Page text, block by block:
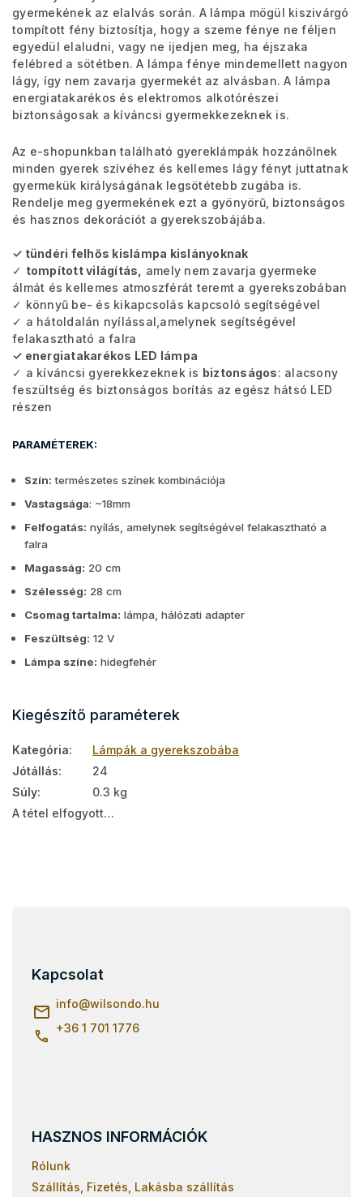
gyermekének az elalvás során. A lámpa mögül kiszivárgó
tompított fény biztosítja, hogy a szeme fénye ne féljen
egyedül elaludni, vagy ne ijedjen meg, ha éjszaka
felébred a sötétben. A lámpa fénye mindemellett nagyon
lágy, így nem zavarja gyermekét az alvásban. A lámpa
energiatakarékos és elektromos alkotórészei
biztonságosak a kíváncsi gyermekkezeknek is.
Az e-shopunkban található gyereklámpák hozzánőlnek
minden gyerek szívéhez és kellemes lágy fényt juttatnak
gyermekük királyságának legsötétebb zugába is.
Rendelje meg gyermekének ezt a gyönyörű, biztonságos
és hasznos dekorációt a gyerekszobájába.
✓ tündéri felhős kislámpa kislányoknak
✓ tompított világítás,
amely nem zavarja gyermeke
álmát és kellemes atmoszférát teremt a gyerekszobában
✓ könnyű be- és kikapcsolás kapcsoló segítségével
✓ a hátoldalán nyílással, amelynek segítségével
felakasztható a falra
✓ energiatakarékos LED lámpa
✓ a kíváncsi gyerekkezeknek is biztonságos: alacsony
feszültség és biztonságos borítás az egész hátsó LED
részen
PARAMÉTEREK:
Szín: természetes színek kombinációja
Vastagsága: ~18mm
Felfogatás: nyílás, amelynek segítségével felakasztható a
falra
Magasság: 20 cm
Szélesség: 28 cm
Csomag tartalma: lámpa, hálózati adapter
Feszültség: 12 V
Lámpa színe: hidegfehér
Kiegészítő paraméterek
Kategória:
Lámpák a gyerekszobába
Jótállás:
24
Súly:
0.3 kg
A tétel elfogyott…
Kapcsolat
info@wilsondo.hu
+36 1 701 1776
HASZNOS INFORMÁCIÓK
Rólunk
Szállítás, Fizetés, Lakásba szállítás